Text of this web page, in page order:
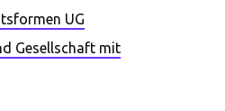
UG
Gesellschaft mit